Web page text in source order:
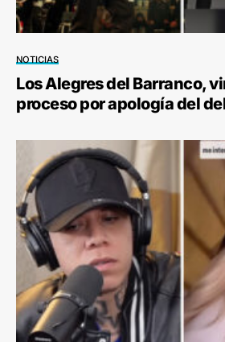
NOTICIAS
Los Alegres del Barranco,
proceso por apología del